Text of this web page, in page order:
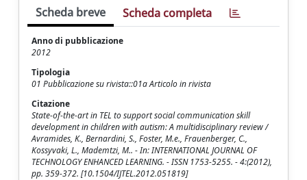
Scheda breve Scheda completa
Anno di pubblicazione
2012
Tipologia
01 Pubblicazione su rivista::01a Articolo in rivista
Citazione
State-of-the-art in TEL to support social communication skill
development in children with autism: A multidisciplinary review /
Avramides, K., Bernardini, S., Foster, M.e., Frauenberger, C.,
Kossyvaki, L., Mademtzi, M.. - In: INTERNATIONAL JOURNAL OF
TECHNOLOGY ENHANCED LEARNING. - ISSN 1753-5255. - 4:(2012),
pp. 359-372. [10.1504/IJTEL.2012.051819]